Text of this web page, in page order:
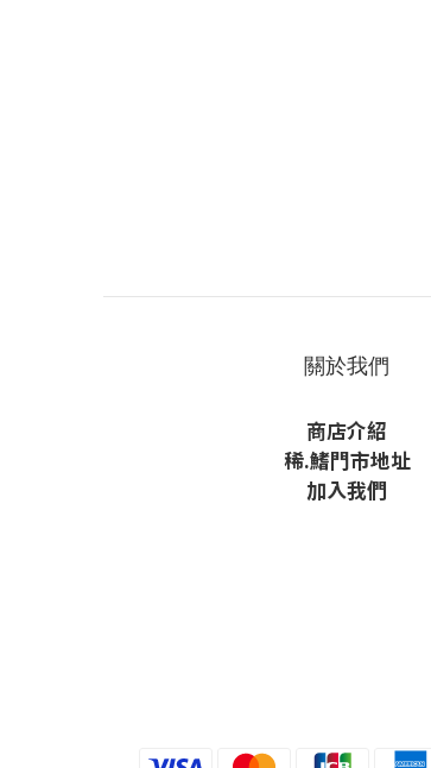
關於我們
商店介紹
稀.鰭門市地址
加入我們